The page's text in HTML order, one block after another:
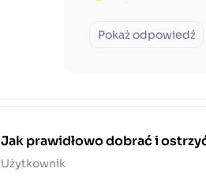
Pokaż odpowiedź
Jak prawidłowo dobrać i
Użytkownik